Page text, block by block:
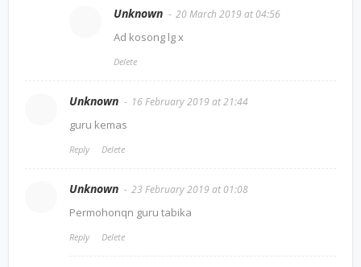
Unknown 20 March 2019 at 04:56
Ad kosong lg x
Delete
Unknown 16 February 2019 at 21:44
guru kemas
Reply Delete
Unknown 23 February 2019 at 01:08
Permohonqn guru tabika
Reply Delete